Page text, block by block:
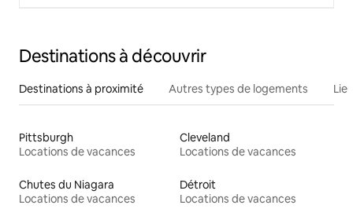
Destinations à découvrir
Destinations à proximité Autres types de logements
Pittsburgh
Locations de vacances
Cleveland
Locations de vacances
Chutes du Niagara
Locations de vacances
Détroit
Locations de vacances